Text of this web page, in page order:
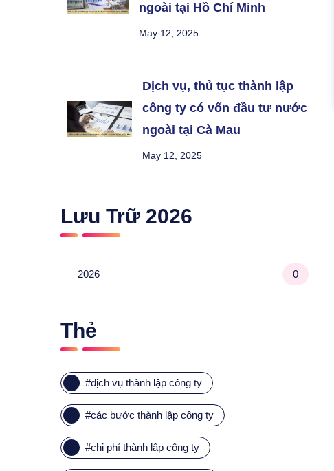
ngoài tại Hồ Chí Minh
May 12, 2025
Dịch vụ, thủ tục thành lập
công ty có vốn đầu tư nước
ngoài tại Cà Mau
May 12, 2025
Lưu Trữ 2026
2026 0
Thẻ
#dịch vụ thành lập công ty
#các bước thành lập công ty
#chi phí thành lập công ty